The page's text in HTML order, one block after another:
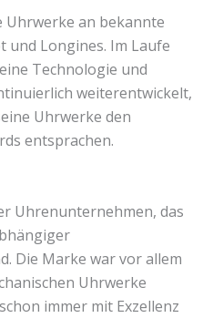
an bekannte
und Longines. Im Laufe
Technologie und
weiterentwickelt,
Uhrwerke den
entsprachen.
Uhrenunternehmen, das
Die Marke war vor allem
Uhrwerke
immer mit Exzellenz